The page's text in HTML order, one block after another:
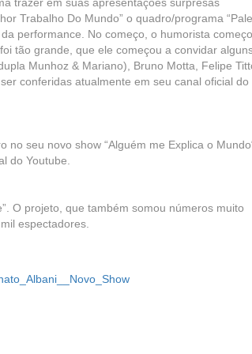
Trabalho Do Mundo” o quadro/programa
performance. No começo, o humorista
tão grande, que ele começou a convidar
Munhoz & Mariano), Bruno Motta, Felipe
conferidas atualmente em seu canal oficial do
seu novo show “Alguém me Explica o
do Youtube.
O projeto, que também somou números muito
espectadores.